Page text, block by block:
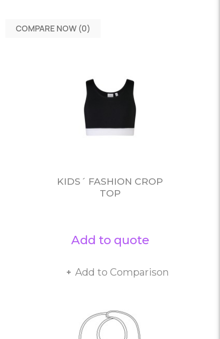
COMPARE NOW (0)‎
KIDS´ FASHION CROP
TOP
Add to quote
Add to Comparison